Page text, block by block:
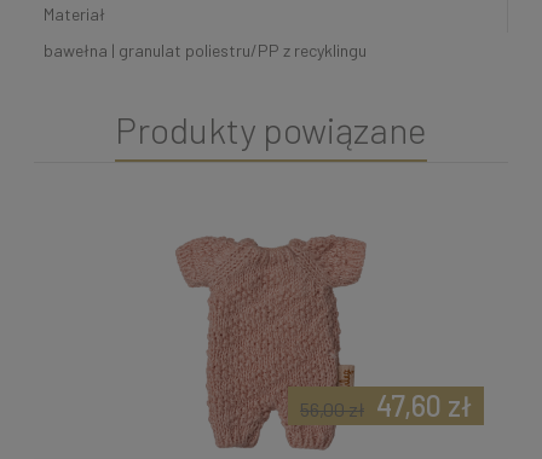
Materiał
bawełna | granulat poliestru/PP z recyklingu
Produkty powiązane
47,60 zł
56,00 zł